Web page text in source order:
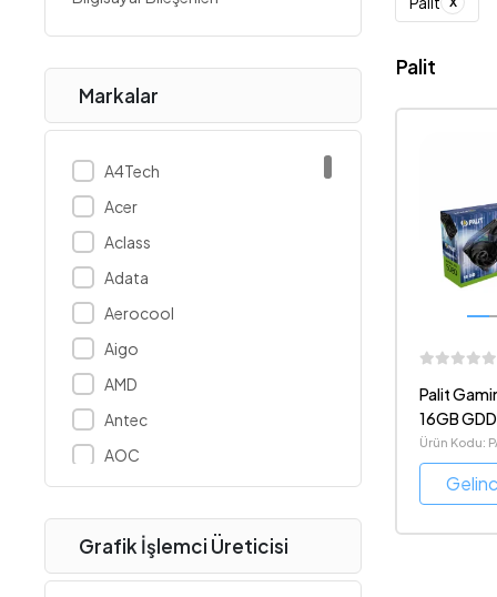
Markalar
A4Tech
Acer
Aclass
Adata
Aerocool
Aigo
AMD
Antec
AOC
Apacer
Apple
Grafik İşlemci Üreticisi
Palit
Palit
16GB
NVIDIA
Ürün Kodu: